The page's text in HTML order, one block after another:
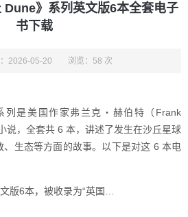
Dune》系列英文版6本全套电子
书下载
2026-05-20 浏览：58 次
列是美国作家弗兰克・赫伯特（Frank
说，全套共 6 本，讲述了发生在沙丘星球
、生态等方面的故事。以下是对这 6 本电
版6本，被收录为“英国…